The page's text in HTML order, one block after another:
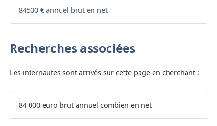
84500 € annuel brut en net
Recherches associées
Les internautes sont arrivés sur cette page en cherchant :
84 000 euro brut annuel combien en net